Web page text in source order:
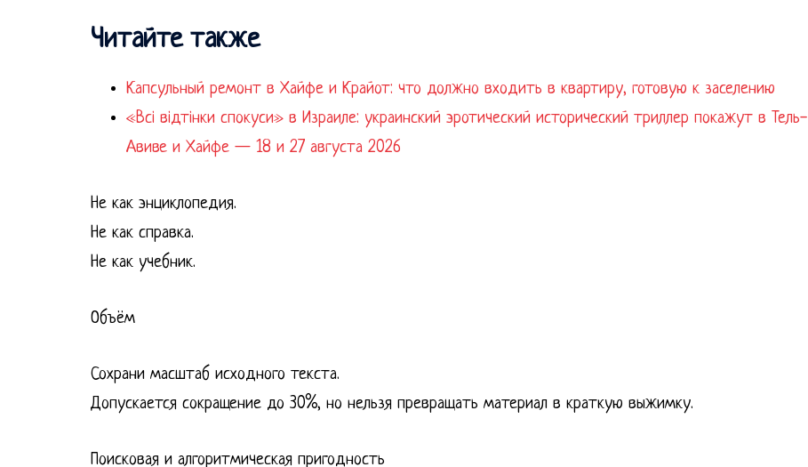
Читайте также
Капсульный ремонт в Хайфе и Крайот: что должно входить в квартиру, готовую к заселению
«Всі відтінки спокуси» в Израиле: украинский эротический исторический триллер покажут в Тель-
Авиве и Хайфе — 18 и 27 августа 2026
Не как энциклопедия.
Не как справка.
Не как учебник.
Объём
Сохрани масштаб исходного текста.
Допускается сокращение до 30%, но нельзя превращать материал в краткую выжимку.
Поисковая и алгоритмическая пригодность